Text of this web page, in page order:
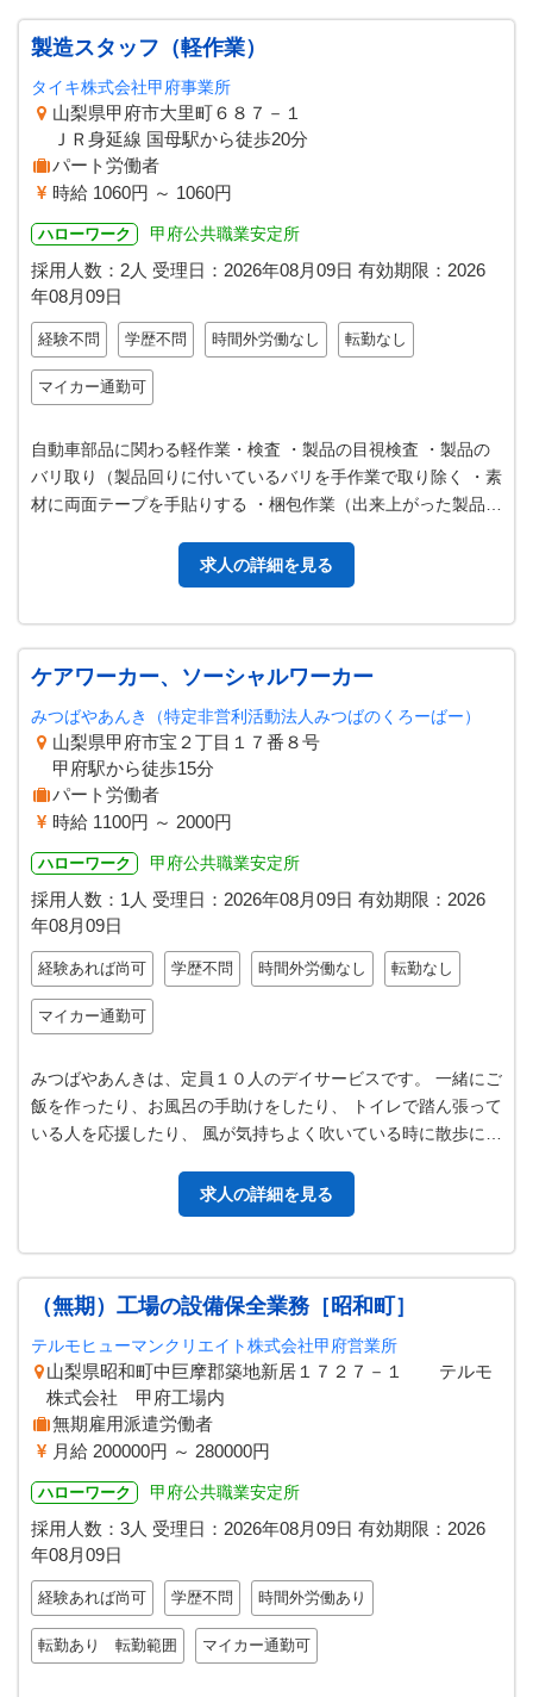
製造スタッフ（軽作業）
タイキ株式会社甲府事業所
山梨県甲府市大里町６８７－１
ＪＲ身延線 国母駅から徒歩20分
パート労働者
時給 1060円 ～ 1060円
ハローワーク 甲府公共職業安定所
採用人数：2人 受理日： 2026年08月09日 有効期限： 2026
年08月09日
経験不問 学歴不問 時間外労働なし 転勤なし
マイカー通勤可
自動車部品に関わる軽作業・検査 ・製品の目視検査 ・製品の
バリ取り（製品回りに付いているバリを手作業で取り除く ・素
材に両面テープを手貼りする ・梱包作業（出来上がった製品の
求人の詳細を見る
ケアワーカー、ソーシャルワーカー
みつばやあんき（特定非営利活動法人みつばのくろーばー）
山梨県甲府市宝２丁目１７番８号
甲府駅から徒歩15分
パート労働者
時給 1100円 ～ 2000円
ハローワーク 甲府公共職業安定所
採用人数：1人 受理日： 2026年08月09日 有効期限： 2026
年08月09日
経験あれば尚可 学歴不問 時間外労働なし 転勤なし
マイカー通勤可
みつばやあんきは、定員１０人のデイサービスです。 一緒にご
飯を作ったり、お風呂の手助けをしたり、 トイレで踏ん張って
いる人を応援したり、 風が気持ちよく吹いている時に散歩に行
求人の詳細を見る
（無期）工場の設備保全業務［昭和町］
テルモヒューマンクリエイト株式会社甲府営業所
山梨県昭和町中巨摩郡築地新居１７２７－１ テルモ
株式会社 甲府工場内
無期雇用派遣労働者
月給 200000円 ～ 280000円
ハローワーク 甲府公共職業安定所
採用人数：3人 受理日： 2026年08月09日 有効期限： 2026
年08月09日
経験あれば尚可 学歴不問 時間外労働あり
転勤あり 転勤範囲 マイカー通勤可